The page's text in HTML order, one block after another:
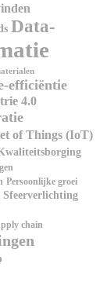
Data-
efficiëntie
4.0
of Things (IoT)
Persoonlijke groei
Sfeerverlichting
chain